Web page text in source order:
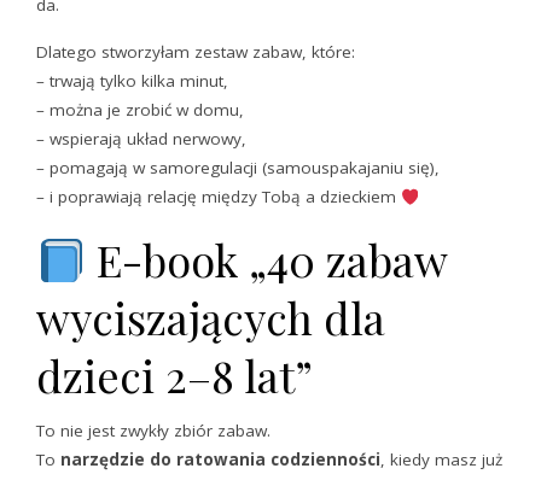
da.
Dlatego stworzyłam zestaw zabaw, które:
– trwają tylko kilka minut,
– można je zrobić w domu,
– wspierają układ nerwowy,
– pomagają w samoregulacji (samouspakajaniu się),
– i poprawiają relację między Tobą a dzieckiem
E-book „40 zabaw
wyciszających dla
dzieci 2–8 lat”
To nie jest zwykły zbiór zabaw.
To narzędzie do ratowania codzienności, kiedy masz już